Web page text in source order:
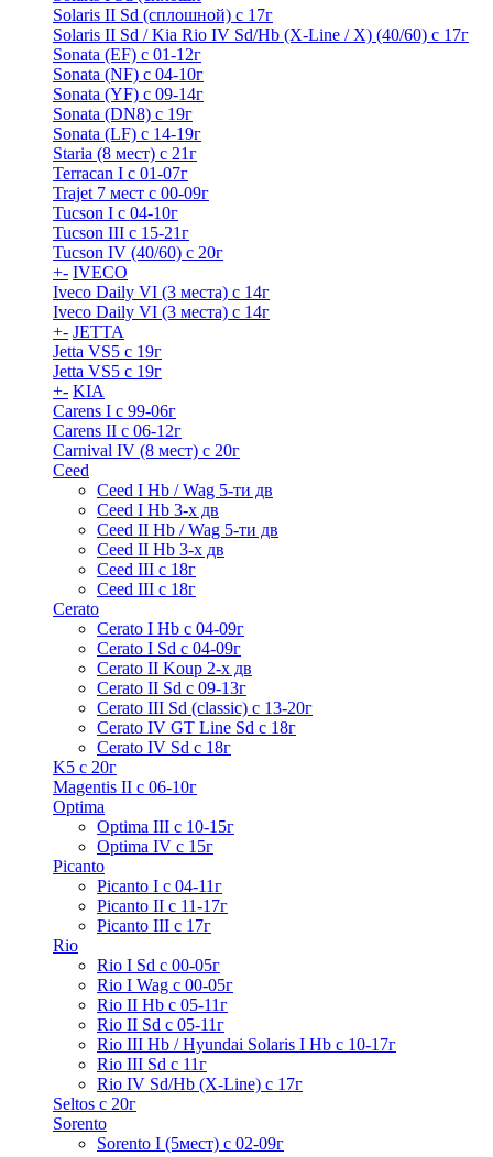
Solaris II Sd (сплошной) с 17г
Solaris II Sd / Kia Rio IV Sd/Hb (X-Line / X) (40/60) с 17г
Sonata (EF) с 01-12г
Sonata (NF) с 04-10г
Sonata (YF) с 09-14г
Sonata (DN8) с 19г
Sonata (LF) с 14-19г
Staria (8 мест) c 21г
Terracan I c 01-07г
Trajet 7 мест с 00-09г
Tucson I c 04-10г
Tucson III с 15-21г
Tucson IV (40/60) с 20г
+- IVECO
Iveco Daily VI (3 места) с 14г
Iveco Daily VI (3 места) с 14г
+- JETTA
Jetta VS5 с 19г
Jetta VS5 с 19г
+- KIA
Carens I c 99-06г
Carens II c 06-12г
Carnival IV (8 мест) с 20г
Ceed
Ceed I Hb / Wag 5-ти дв
Ceed I Hb 3-х дв
Ceed II Hb / Wag 5-ти дв
Ceed II Hb 3-х дв
Ceed III с 18г
Ceed III с 18г
Cerato
Cerato I Hb с 04-09г
Cerato I Sd с 04-09г
Cerato II Koup 2-х дв
Cerato II Sd c 09-13г
Cerato III Sd (classic) с 13-20г
Cerato IV GT Line Sd с 18г
Cerato IV Sd с 18г
K5 с 20г
Magentis II с 06-10г
Optima
Optima III с 10-15г
Optima IV с 15г
Picanto
Picanto I с 04-11г
Picanto II c 11-17г
Picanto III c 17г
Rio
Rio I Sd с 00-05г
Rio I Wag c 00-05г
Rio II Hb с 05-11г
Rio II Sd с 05-11г
Rio III Hb / Hyundai Solaris I Hb с 10-17г
Rio III Sd c 11г
Rio IV Sd/Hb (X-Line) с 17г
Seltos с 20г
Sorento
Sorento I (5мест) с 02-09г